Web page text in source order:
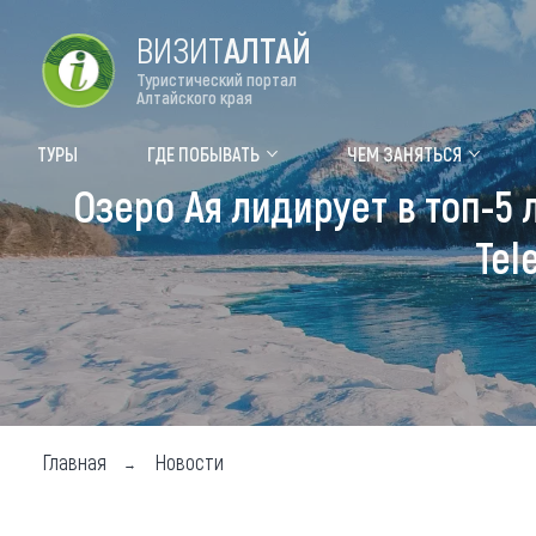
Форум VISIT ALTAI
Туры Где
Топ
ВИЗИТАЛТАЙ
Туристический портал
Алтайского края
ТУРЫ ГДЕ ПОБЫВАТЬ ЧЕМ ЗАНЯТЬСЯ
Озеро Ая лидирует в топ-5
Главная Новости